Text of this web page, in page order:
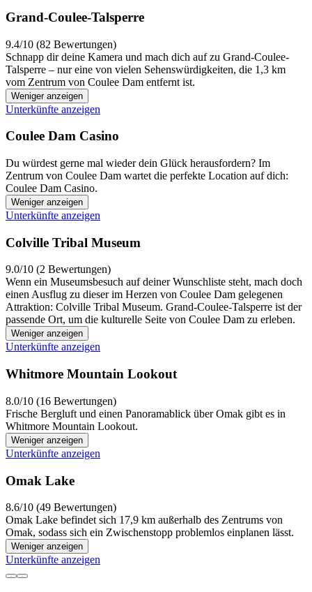
Grand-Coulee-Talsperre
9.4/10 (82 Bewertungen)
Schnapp dir deine Kamera und mach dich auf zu Grand-Coulee-
Talsperre – nur eine von vielen Sehenswürdigkeiten, die 1,3 km
vom Zentrum von Coulee Dam entfernt ist.
Weniger anzeigen
Unterkünfte anzeigen
Coulee Dam Casino
Du würdest gerne mal wieder dein Glück herausfordern? Im
Zentrum von Coulee Dam wartet die perfekte Location auf dich:
Coulee Dam Casino.
Weniger anzeigen
Unterkünfte anzeigen
Colville Tribal Museum
9.0/10 (2 Bewertungen)
Wenn ein Museumsbesuch auf deiner Wunschliste steht, mach doch
einen Ausflug zu dieser im Herzen von Coulee Dam gelegenen
Attraktion: Colville Tribal Museum. Grand-Coulee-Talsperre ist der
passende Ort, um die kulturelle Seite von Coulee Dam zu erleben.
Weniger anzeigen
Unterkünfte anzeigen
Whitmore Mountain Lookout
8.0/10 (16 Bewertungen)
Frische Bergluft und einen Panoramablick über Omak gibt es in
Whitmore Mountain Lookout.
Weniger anzeigen
Unterkünfte anzeigen
Omak Lake
8.6/10 (49 Bewertungen)
Omak Lake befindet sich 17,9 km außerhalb des Zentrums von
Omak, sodass sich ein Zwischenstopp problemlos einplanen lässt.
Weniger anzeigen
Unterkünfte anzeigen